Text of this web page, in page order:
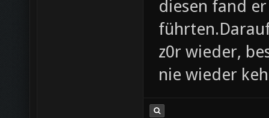
diesen fand
z0r wieder,
nie wieder